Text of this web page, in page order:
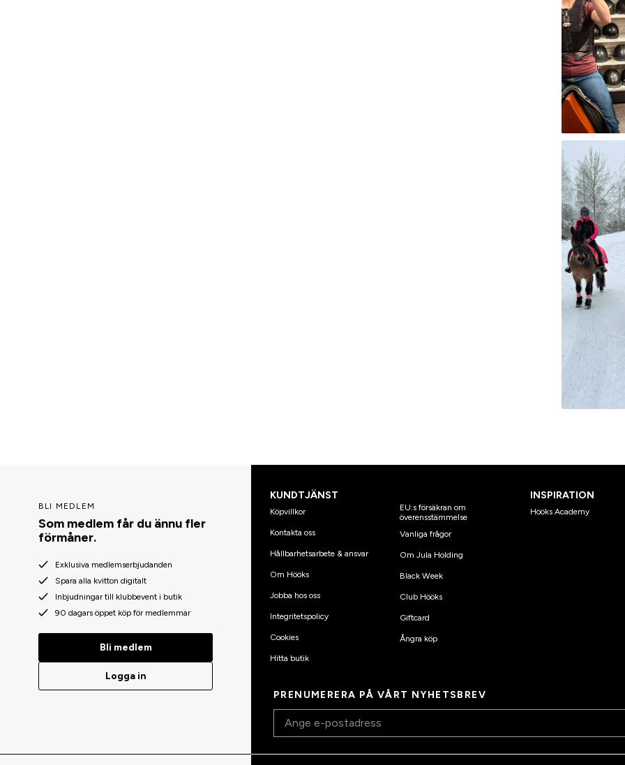
BLI MEDLEM
Som medlem får du ännu fler
förmåner.
Exklusiva medlemserbjudanden
Spara alla kvitton digitalt
Inbjudningar till klubbevent i butik
90 dagars öppet köp för medlemmar
Bli medlem
Logga in
KUNDTJÄNST
Köpvillkor
Kontakta oss
Hållbarhetsarbete & ansvar
Om Hööks
Jobba hos oss
Integritetspolicy
Cookies
Hitta butik
EU:s försäkran om
överensstämmelse
Vanliga frågor
Om Jula Holding
Black Week
Club Hööks
Giftcard
Ångra köp
INSPIRATION
Hööks Academy
PRENUMERERA PÅ VÅRT NYHETSBREV